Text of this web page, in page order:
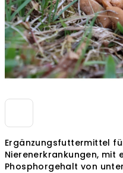
Ergänzungsfuttermittel
Nierenerkrankungen, mit
Phosphorgehalt von unter